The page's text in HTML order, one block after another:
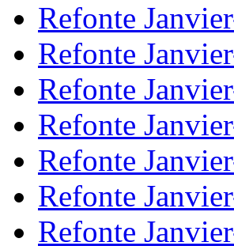
Refonte
Refonte
Refonte
Refonte
Refonte
Refonte
Refonte